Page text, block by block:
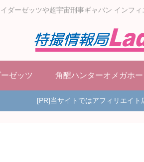
ダーゼッツや超宇宙刑事ギャバン インフ
ゼッツ 角醒ハンターオメガホー
[PR]当サイトではアフィリエイト